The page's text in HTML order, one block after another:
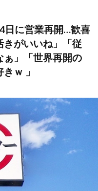
日に営業再開…歓喜
がいいね」「従
ぁ」「世界再開の
ｗ 」